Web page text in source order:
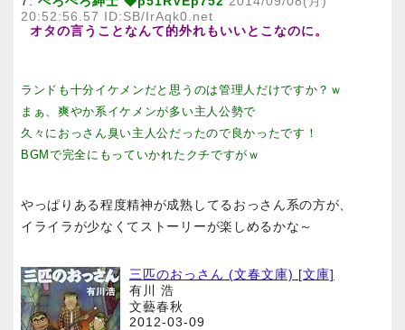
20:52:56.57 ID:SB/IrAqk0.net
オタの言うことなんて的外れもいいとこなのに。
ランドも十分イケメンだと思うのは管理人だけですか？ｗ
まぁ、爽やか系イケメンが多い主人公勢で
久々におっさん臭い主人公だったので良かったです！
BGMで完全にもっていかれたクチですがｗ
やっぱりある程度精神が成熟してるおっさん系の方が、
イライラが少なくてストーリーが楽しめるかな～
三匹のおっさん (文春文庫) [文庫]
有川 浩
文藝春秋
2012-03-09